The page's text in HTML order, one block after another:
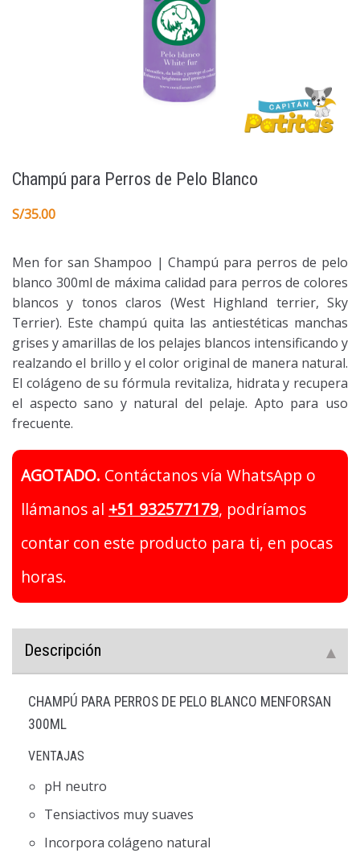
Champú para Perros de Pelo Blanco
S/35.00
Men for san Shampoo | Champú para perros de pelo
blanco 300ml de máxima calidad para perros de colores
blancos y tonos claros (West Highland terrier, Sky
Terrier). Este champú quita las antiestéticas manchas
grises y amarillas de los pelajes blancos intensificando y
realzando el brillo y el color original de manera natural.
El colágeno de su fórmula revitaliza, hidrata y recupera
el aspecto sano y natural del pelaje. Apto para uso
frecuente.
AGOTADO. Contáctanos vía WhatsApp o
llámanos al +51 932577179, podríamos
contar con este producto para ti, en pocas
horas.
Descripción
CHAMPÚ PARA PERROS DE PELO BLANCO MENFORSAN
300ML
VENTAJAS
pH neutro
Tensiactivos muy suaves
Incorpora colágeno natural